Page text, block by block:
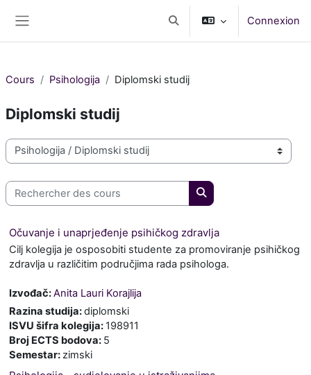
Activer/désactiver la saisie
Connexion
Cours Psihologija Diplomski studij
Diplomski studij
Catégories de cours
Rechercher des cours
Rechercher des cours
Očuvanje i unaprjeđenje psihičkog zdravlja
Cilj kolegija je osposobiti studente za promoviranje psihičkog
zdravlja u različitim područjima rada psihologa.
Izvođač:Anita Lauri Korajlija
Razina studija:diplomski
ISVU šifra kolegija: 198911
Broj ECTS bodova: 5
Semestar:zimski